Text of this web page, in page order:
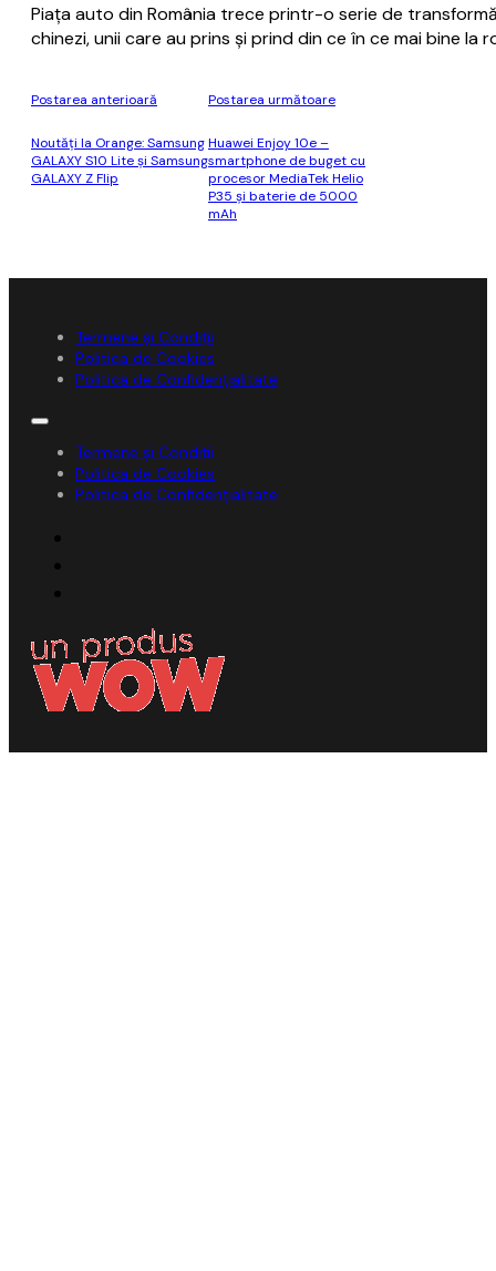
Piaţa auto din România trece printr-o serie de
chinezi, unii care au prins şi prind din ce în ce mai bine la
Postarea anterioară
Noutăți la Orange: Samsung
GALAXY S10 Lite și Samsung
GALAXY Z Flip
Postarea următoare
Huawei Enjoy 10e –
smartphone de buget cu
procesor MediaTek Helio
P35 şi baterie de 5000
mAh
Termene și Condiții
Politica de Cookies
Politica de Confidențialitate
Termene și Condiții
Politica de Cookies
Politica de Confidențialitate